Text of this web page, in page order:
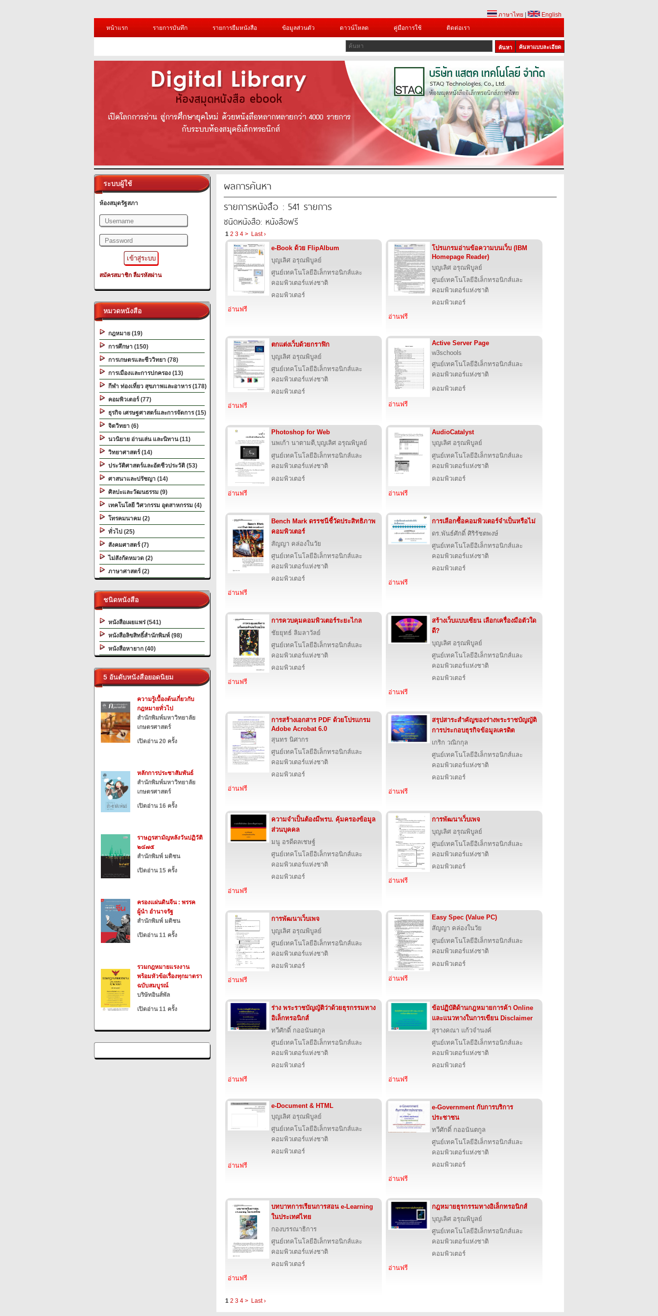
ภาษาไทย
English
หน้าแรก
รายการบันทึก รายการยืมหนังสือ ข้อมูลส่วนตัว ดาวน์โหลด คู่มือการใช้ ติดต่อเรา
ค้นหาแบบละเอียด
ระบบผู้ใช้
ห้องสมุดรัฐสภา
สมัครสมาชิก ลืมรหัสผ่าน
หมวดหนังสือ
กฎหมาย (19)
การศึกษา (150)
การเกษตรและชีววิทยา (78)
การเมืองและการปกครอง (13)
กีฬา ท่องเที่ยว สุขภาพและอาหาร (178)
คอมพิวเตอร์ (77)
ธุรกิจ เศรษฐศาสตร์และการจัดการ (15)
จิตวิทยา (6)
นวนิยาย อ่านเล่น และนิทาน (11)
วิทยาศาสตร์ (14)
ประวัติศาสตร์และอัตชีวประวัติ (53)
ศาสนาและปรัชญา (14)
ศิลปะและวัฒนธรรม (9)
เทคโนโลยี วิศวกรรม อุตสาหกรรม (4)
โทรคมนาคม (2)
ทั่วไป (25)
สังคมศาสตร์ (7)
ไม่สังกัดหมวด (2)
ภาษาศาสตร์ (2)
ชนิดหนังสือ
หนังสือเผยแพร่ (541)
หนังสือลิขสิทธิ์สำนักพิมพ์ (98)
หนังสือหายาก (40)
5 อันดับหนังสือยอดนิยม
ความรู้เบื้องต้นเกี่ยวกับ
กฎหมายทั่วไป
สำนักพิมพ์มหาวิทยาลัย
เกษตรศาสตร์
เปิดอ่าน 20 ครั้ง
หลักการประชาสัมพันธ์
สำนักพิมพ์มหาวิทยาลัย
เกษตรศาสตร์
เปิดอ่าน 16 ครั้ง
ราษฎรสามัญหลังวันปฏิวัติ
๒๔๗๕
สำนักพิมพ์ มติชน
เปิดอ่าน 15 ครั้ง
ครองแผ่นดินจีน : พรรค
ผู้นำ อำนาจรัฐ
สำนักพิมพ์ มติชน
เปิดอ่าน 11 ครั้ง
รวมกฎหมายแรงงาน
พร้อมหัวข้อเรื่องทุกมาตรา
ฉบับสมบูรณ์
บริษัทอินส์พัล
เปิดอ่าน 11 ครั้ง
ผลการค้นหา
รายการหนังสือ : 541 รายการ
ชนิดหนังสือ: หนังสือฟรี
1 2 3 4 > Last ›
e-Book ด้วย FlipAlbum
บุญเลิศ อรุณพิบูลย์
ศูนย์เทคโนโลยีอิเล็กทรอนิกส์และ
คอมพิวเตอร์แห่งชาติ
คอมพิวเตอร์
อ่านฟรี
โปรแกรมอ่านข้อความบนเว็บ (IBM
Homepage Reader)
บุญเลิศ อรุณพิบูลย์
ศูนย์เทคโนโลยีอิเล็กทรอนิกส์และ
คอมพิวเตอร์แห่งชาติ
คอมพิวเตอร์
อ่านฟรี
ตกแต่งเว็บด้วยกราฟิก
บุญเลิศ อรุณพิบูลย์
ศูนย์เทคโนโลยีอิเล็กทรอนิกส์และ
คอมพิวเตอร์แห่งชาติ
คอมพิวเตอร์
อ่านฟรี
Active Server Page
w3schools
ศูนย์เทคโนโลยีอิเล็กทรอนิกส์และ
คอมพิวเตอร์แห่งชาติ
คอมพิวเตอร์
อ่านฟรี
Photoshop for Web
นพเก้า นาตามตี,บุญเลิศ อรุณพิบูลย์
ศูนย์เทคโนโลยีอิเล็กทรอนิกส์และ
คอมพิวเตอร์แห่งชาติ
คอมพิวเตอร์
อ่านฟรี
AudioCatalyst
บุญเลิศ อรุณพิบูลย์
ศูนย์เทคโนโลยีอิเล็กทรอนิกส์และ
คอมพิวเตอร์แห่งชาติ
คอมพิวเตอร์
อ่านฟรี
Bench Mark ดรรชนีชี้วัดประสิทธิภาพ
คอมพิวเตอร์
สัญญา คล่องในวัย
ศูนย์เทคโนโลยีอิเล็กทรอนิกส์และ
คอมพิวเตอร์แห่งชาติ
คอมพิวเตอร์
อ่านฟรี
การเลือกซื้อคอมพิวเตอร์จำเป็นหรือไม่
ดร.พันธ์ศักดิ์ ศิริรัชตพงษ์
ศูนย์เทคโนโลยีอิเล็กทรอนิกส์และ
คอมพิวเตอร์แห่งชาติ
คอมพิวเตอร์
อ่านฟรี
การควบคุมคอมพิวเตอร์ระยะไกล
ชัยยุทธ์ ลิมลาวัลย์
ศูนย์เทคโนโลยีอิเล็กทรอนิกส์และ
คอมพิวเตอร์แห่งชาติ
คอมพิวเตอร์
อ่านฟรี
สร้างเว็บแบบเซียน เลือกเครื่องมือตัวใด
ดี?
บุญเลิศ อรุณพิบูลย์
ศูนย์เทคโนโลยีอิเล็กทรอนิกส์และ
คอมพิวเตอร์แห่งชาติ
คอมพิวเตอร์
อ่านฟรี
การสร้างเอกสาร PDF ด้วยโปรแกรม
Adobe Acrobat 6.0
สุนทร นิศากร
ศูนย์เทคโนโลยีอิเล็กทรอนิกส์และ
คอมพิวเตอร์แห่งชาติ
คอมพิวเตอร์
อ่านฟรี
สรุปสาระสำคัญของร่างพระราชบัญญัติ
การประกอบธุรกิจข้อมูลเครดิต
เกริก วณิกกุล
ศูนย์เทคโนโลยีอิเล็กทรอนิกส์และ
คอมพิวเตอร์แห่งชาติ
คอมพิวเตอร์
อ่านฟรี
ความจำเป็นต้องมีพรบ. คุ้มครองข้อมูล
ส่วนบุคคล
มนู อรดีดลเชษฐ์
ศูนย์เทคโนโลยีอิเล็กทรอนิกส์และ
คอมพิวเตอร์แห่งชาติ
คอมพิวเตอร์
อ่านฟรี
การพัฒนาเว็บเพจ
บุญเลิศ อรุณพิบูลย์
ศูนย์เทคโนโลยีอิเล็กทรอนิกส์และ
คอมพิวเตอร์แห่งชาติ
คอมพิวเตอร์
อ่านฟรี
การพัฒนาเว็บเพจ
บุญเลิศ อรุณพิบูลย์
ศูนย์เทคโนโลยีอิเล็กทรอนิกส์และ
คอมพิวเตอร์แห่งชาติ
คอมพิวเตอร์
อ่านฟรี
Easy Spec (Value PC)
สัญญา คล่องในวัย
ศูนย์เทคโนโลยีอิเล็กทรอนิกส์และ
คอมพิวเตอร์แห่งชาติ
คอมพิวเตอร์
อ่านฟรี
ร่าง พระราชบัญญัติว่าด้วยธุรกรรมทาง
อิเล็กทรอนิกส์
ทวีศักดิ์ กออนันตกูล
ศูนย์เทคโนโลยีอิเล็กทรอนิกส์และ
คอมพิวเตอร์แห่งชาติ
คอมพิวเตอร์
อ่านฟรี
ข้อปฏิบัติด้านกฎหมายการค้า Online
และแนวทางในการเขียน Disclaimer
สุรางคณา แก้วจำนงค์
ศูนย์เทคโนโลยีอิเล็กทรอนิกส์และ
คอมพิวเตอร์แห่งชาติ
คอมพิวเตอร์
อ่านฟรี
e-Document & HTML
บุญเลิศ อรุณพิบูลย์
ศูนย์เทคโนโลยีอิเล็กทรอนิกส์และ
คอมพิวเตอร์แห่งชาติ
คอมพิวเตอร์
อ่านฟรี
e-Government กับการบริการ
ประชาชน
ทวีศักดิ์ กออนันตกูล
ศูนย์เทคโนโลยีอิเล็กทรอนิกส์และ
คอมพิวเตอร์แห่งชาติ
คอมพิวเตอร์
อ่านฟรี
บทบาทการเรียนการสอน e-Learning
ในประเทศไทย
กองบรรณาธิการ
ศูนย์เทคโนโลยีอิเล็กทรอนิกส์และ
คอมพิวเตอร์แห่งชาติ
คอมพิวเตอร์
อ่านฟรี
กฎหมายธุรกรรมทางอิเล็กทรอนิกส์
บุญเลิศ อรุณพิบูลย์
ศูนย์เทคโนโลยีอิเล็กทรอนิกส์และ
คอมพิวเตอร์แห่งชาติ
คอมพิวเตอร์
อ่านฟรี
1 2 3 4 > Last ›